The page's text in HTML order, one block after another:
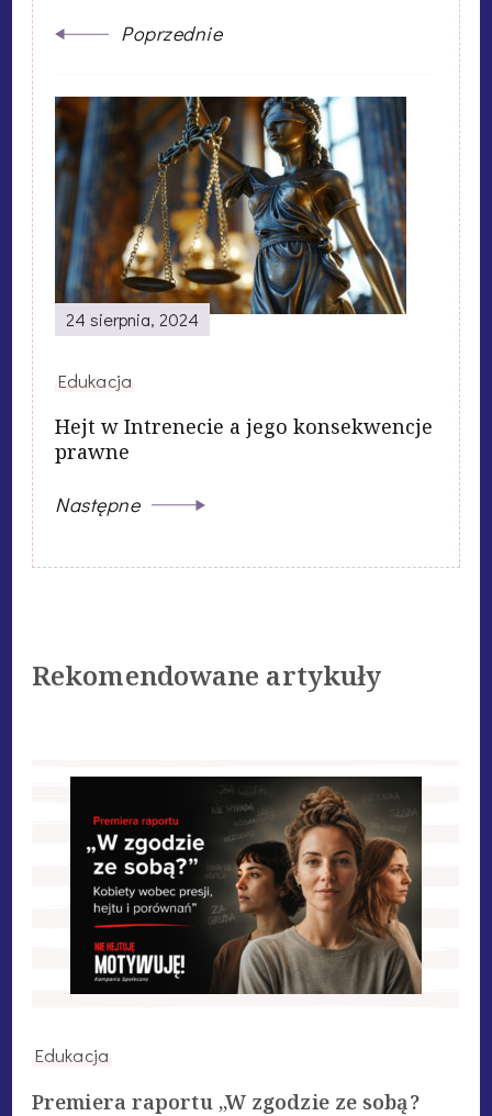
Poprzednie
24 sierpnia, 2024
Edukacja
Hejt w Intrenecie a jego konsekwencje
prawne
Następne
Rekomendowane artykuły
Edukacja
Premiera raportu „W zgodzie ze sobą?